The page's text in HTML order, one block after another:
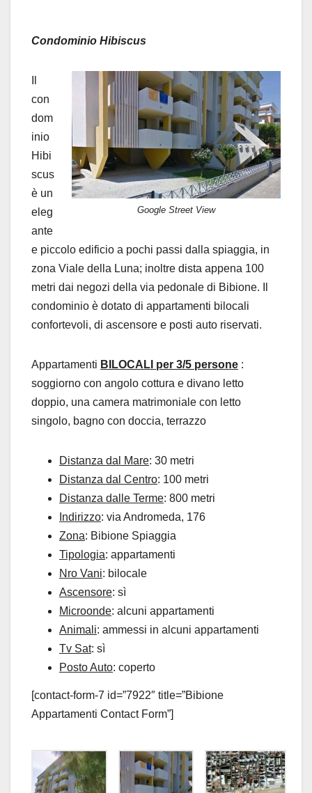
Condominio Hibiscus
Google Street View
con
dom
inio
Hibi
scus
è un
eleg
ante
e piccolo edificio a pochi passi dalla spiaggia, in
zona Viale della Luna; inoltre dista appena 100
metri dai negozi della via pedonale di Bibione. Il
condominio è dotato di appartamenti bilocali
confortevoli, di ascensore e posti auto riservati.
Appartamenti BILOCALI per 3/5 persone :
soggiorno con angolo cottura e divano letto
doppio, una camera matrimoniale con letto
singolo, bagno con doccia, terrazzo
Distanza dal Mare: 30 metri
Distanza dal Centro: 100 metri
Distanza dalle Terme: 800 metri
Indirizzo: via Andromeda, 176
Zona: Bibione Spiaggia
Tipologia: appartamenti
Nro Vani: bilocale
Ascensore: sì
Microonde: alcuni appartamenti
Animali: ammessi in alcuni appartamenti
Tv Sat: sì
Posto Auto: coperto
[contact-form-7 id=”7922″ title=”Bibione
Appartamenti Contact Form”]